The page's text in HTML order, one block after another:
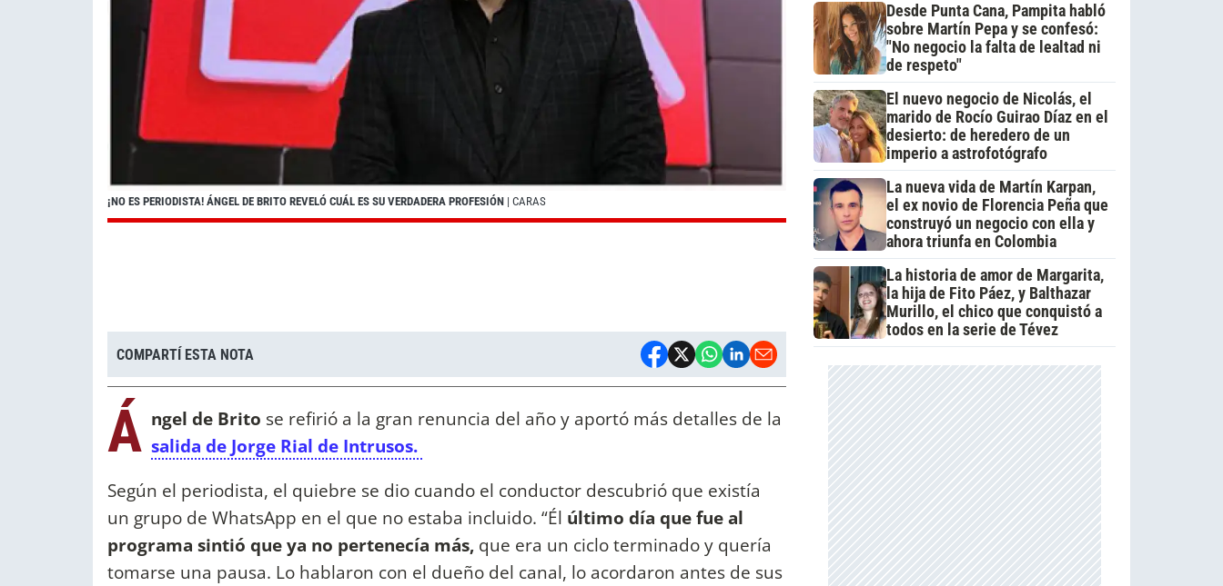
¡NO ES PERIODISTA! ÁNGEL DE BRITO REVELÓ CUÁL ES SU VERDADERA PROFESIÓN | CARAS
COMPARTÍ ESTA NOTA
Á ngel de Brito se refirió a la gran renuncia del año y aportó más detalles de la
salida de Jorge Rial de Intrusos.
Según el periodista, el quiebre se dio cuando el conductor descubrió que existía
un grupo de WhatsApp en el que no estaba incluido. “Él último día que fue al
programa sintió que ya no pertenecía más, que era un ciclo terminado y quería
tomarse una pausa. Lo hablaron con el dueño del canal, lo acordaron antes de sus
Desde Punta Cana, Pampita habló
sobre Martín Pepa y se confesó:
"No negocio la falta de lealtad ni
de respeto"
El nuevo negocio de Nicolás, el
marido de Rocío Guirao Díaz en el
desierto: de heredero de un
imperio a astrofotógrafo
La nueva vida de Martín Karpan,
el ex novio de Florencia Peña que
construyó un negocio con ella y
ahora triunfa en Colombia
La historia de amor de Margarita,
la hija de Fito Páez, y Balthazar
Murillo, el chico que conquistó a
todos en la serie de Tévez